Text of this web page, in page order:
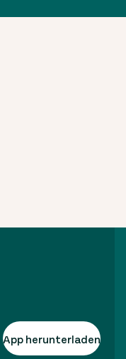
App herunterladen